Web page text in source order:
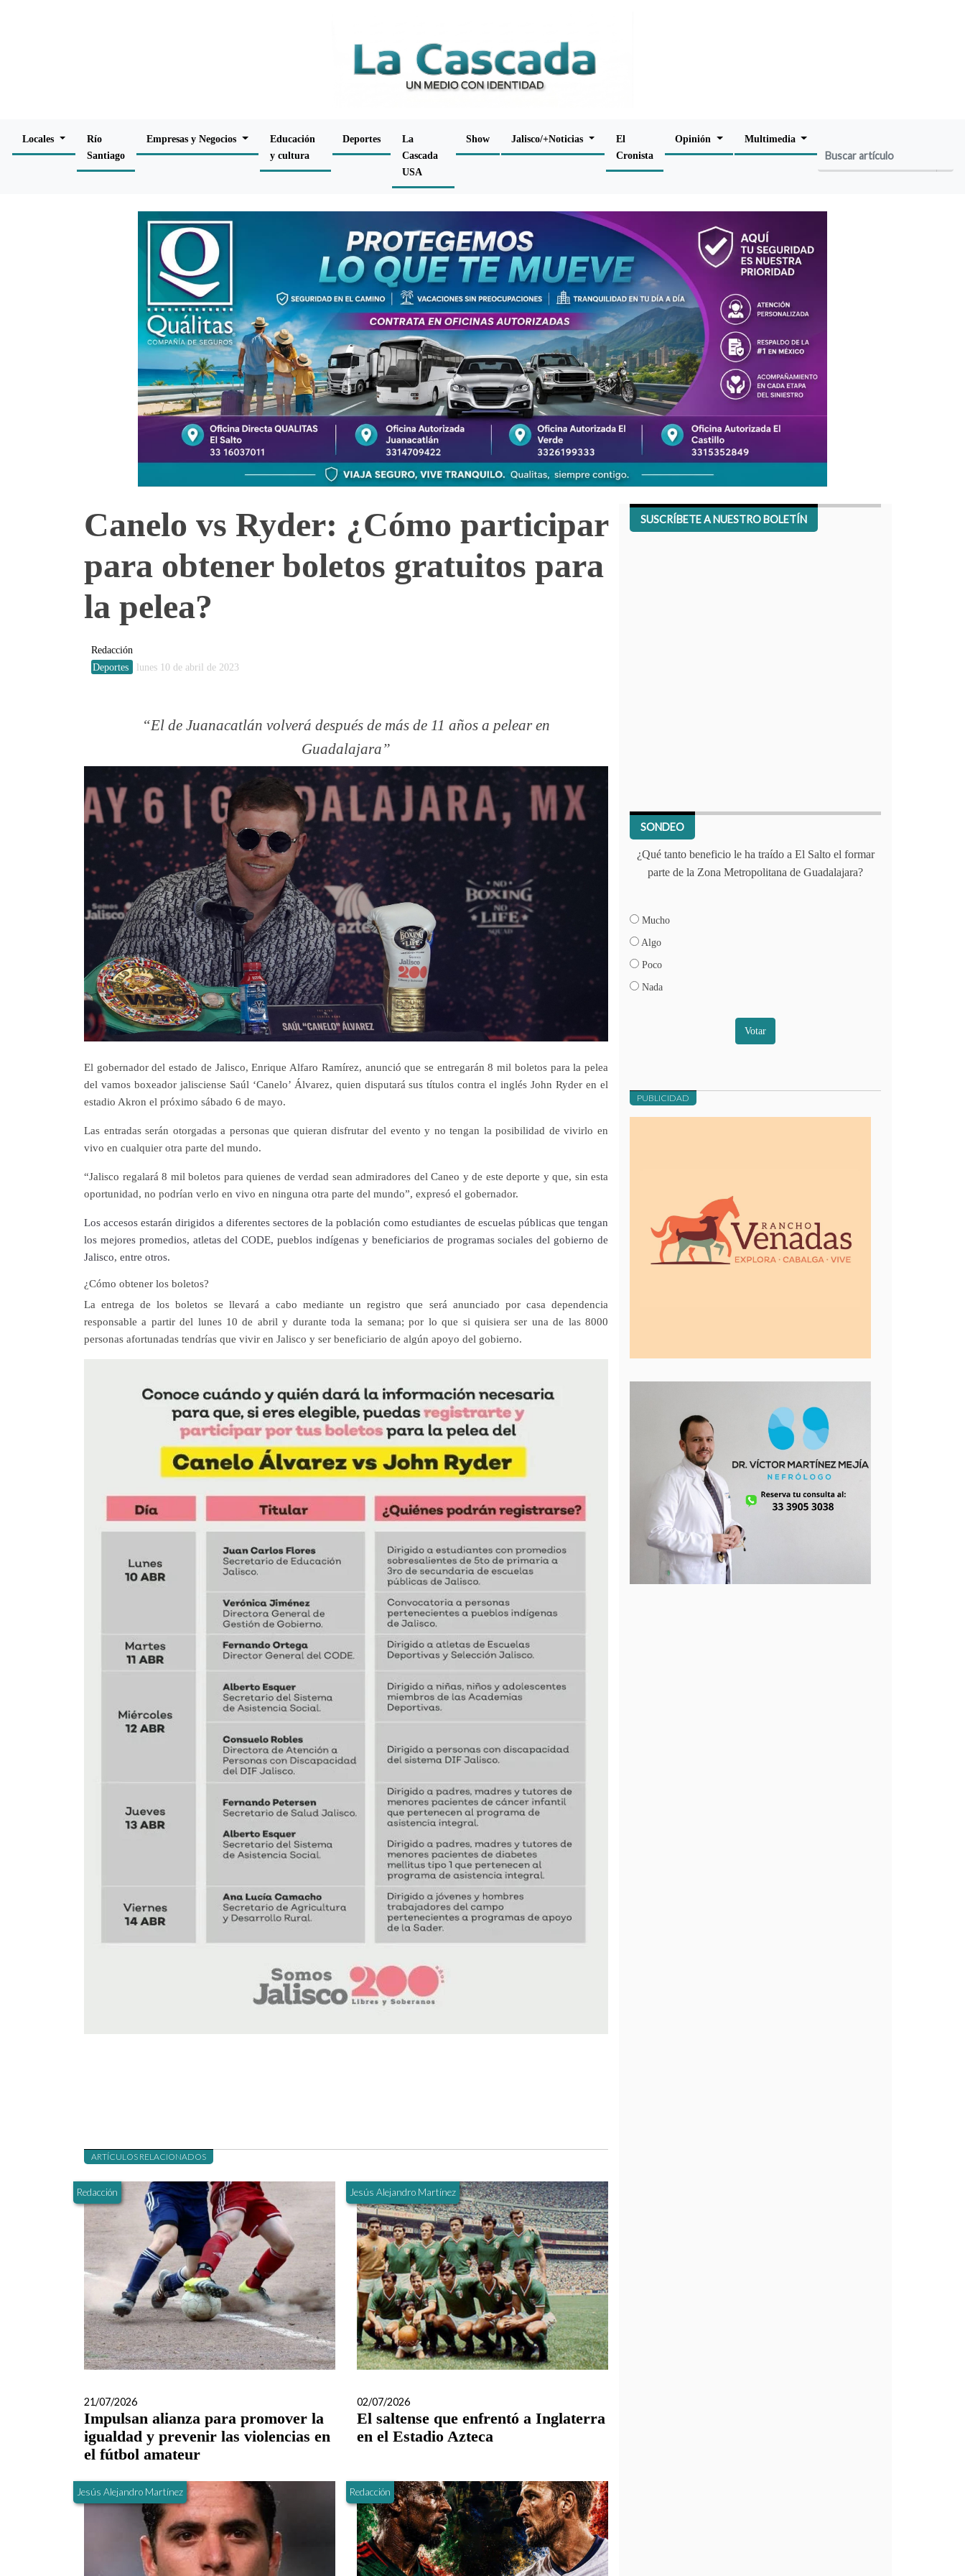
Locales
Río
Santiago
Empresas y Negocios
Educación
y cultura
Deportes
La
Cascada
USA
Show Jalisco/+Noticias
El
Cronista
Opinión Multimedia
Canelo vs Ryder: ¿Cómo participar
para obtener boletos gratuitos para
la pelea?
Redacción
Deportes
lunes 10 de abril de 2023
El de Juanacatlán volverá después de más de 11 años a pelear en
Guadalajara
El gobernador del estado de Jalisco, Enrique Alfaro Ramírez, anunció que se entregarán 8 mil boletos para la pelea
del vamos boxeador jalisciense Saúl ‘Canelo’ Álvarez, quien disputará sus títulos contra el inglés John Ryder en el
estadio Akron el próximo sábado 6 de mayo.
Las entradas serán otorgadas a personas que quieran disfrutar del evento y no tengan la posibilidad de vivirlo en
vivo en cualquier otra parte del mundo.
“Jalisco regalará 8 mil boletos para quienes de verdad sean admiradores del Caneo y de este deporte y que, sin esta
oportunidad, no podrían verlo en vivo en ninguna otra parte del mundo”, expresó el gobernador.
Los accesos estarán dirigidos a diferentes sectores de la población como estudiantes de escuelas públicas que tengan
los mejores promedios, atletas del CODE, pueblos indígenas y beneficiarios de programas sociales del gobierno de
Jalisco, entre otros.
¿Cómo obtener los boletos?
La entrega de los boletos se llevará a cabo mediante un registro que será anunciado por casa dependencia
responsable a partir del lunes 10 de abril y durante toda la semana; por lo que si quisiera ser una de las 8000
personas afortunadas tendrías que vivir en Jalisco y ser beneficiario de algún apoyo del gobierno.
ARTÍCULOS RELACIONADOS
Redacción
21/07/2026
Impulsan alianza para promover la
igualdad y prevenir las violencias en
el fútbol amateur
Jesús Alejandro Martínez
02/07/2026
El saltense que enfrentó a Inglaterra
en el Estadio Azteca
Jesús Alejandro Martínez Redacción
SUSCRÍBETE A NUESTRO BOLETÍN
SONDEO
¿Qué tanto beneficio le ha traído a El Salto el formar
parte de la Zona Metropolitana de Guadalajara?
Mucho
Algo
Poco
Nada
Votar
PUBLICIDAD